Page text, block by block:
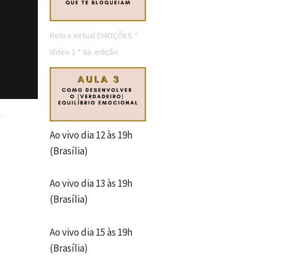
Retiro Virtual EMOÇÕES *
Vídeo 1 * 6a. edição
Ao vivo dia 12 às 19h
(Brasília)
Ao vivo dia 13 às 19h
(Brasília)
Ao vivo dia 15 às 19h
(Brasília)